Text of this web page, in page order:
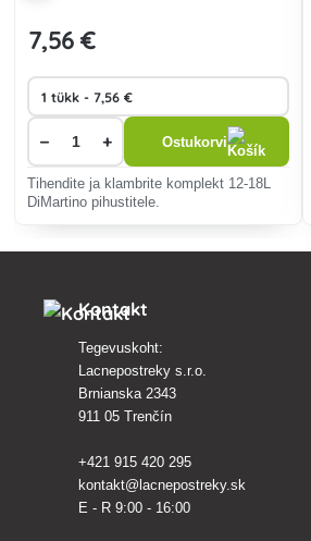
7,56 €
− + Ostukorvi
Tihendite ja klambrite komplekt 12-18L
DiMartino pihustitele.
Kontakt
Tegevuskoht:
Lacnepostreky s.r.o.
Brnianska 2343
911 05 Trenčín
+421 915 420 295
kontakt@lacnepostreky.sk
E - R 9:00 - 16:00